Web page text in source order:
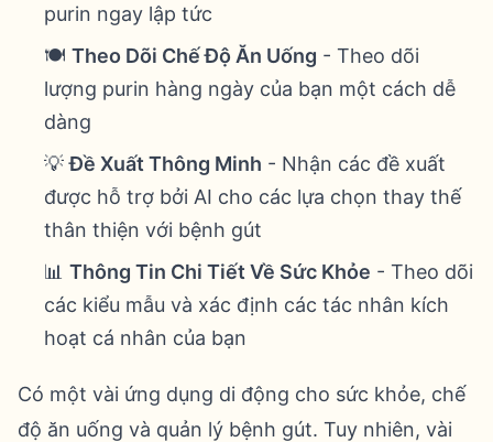
purin ngay lập tức
🍽️ Theo Dõi Chế Độ Ăn Uống - Theo dõi
lượng purin hàng ngày của bạn một cách dễ
dàng
💡Đề Xuất Thông Minh - Nhận các đề xuất
được hỗ trợ bởi AI cho các lựa chọn thay thế
thân thiện với bệnh gút
📊 Thông Tin Chi Tiết Về Sức Khỏe - Theo dõi
các kiểu mẫu và xác định các tác nhân kích
hoạt cá nhân của bạn
Có một vài ứng dụng di động cho sức khỏe, chế
độ ăn uống và quản lý bệnh gút. Tuy nhiên, vài